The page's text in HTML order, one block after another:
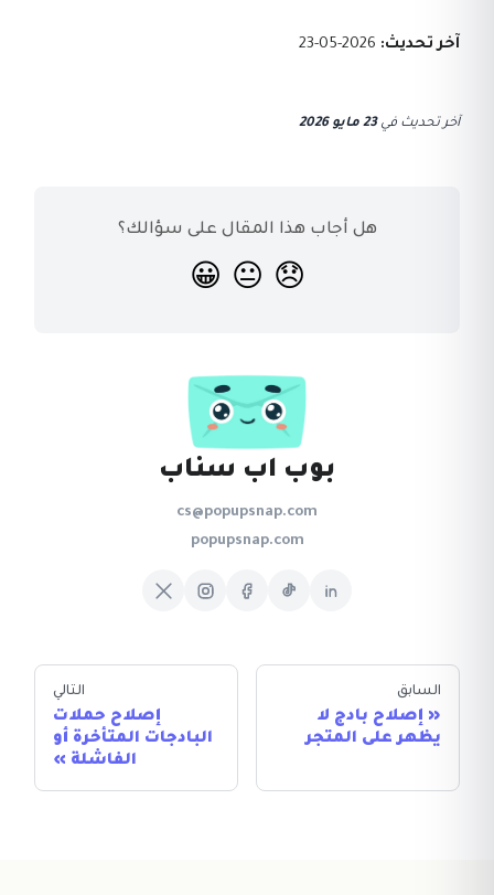
آخر تحديث:
آخر تحديث في23 مايو 2026
هل أجاب هذا المقال على سؤالك؟
😞
😐
😀
بوب اب سناب
cs@popupsnap.com
popupsnap.com
السابق
إصلاح بادج لا
يظهر على المتجر
التالي
إصلاح حملات
البادجات المتأخرة أو
الفاشلة